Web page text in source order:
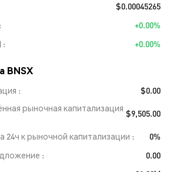
$0.00045265
+0.00%
+0.00%
BNSX
$0.00
рыночная капитализация $9,505.00
к рыночной капитализации
0%
0.00